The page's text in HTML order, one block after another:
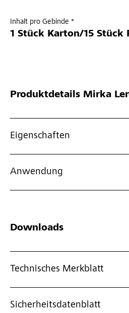
Inhalt pro Gebinde *
1 Stück Karton/15 Stück
Produktdetails Mirka
Eigenschaften
Anwendung
Downloads
Technisches Merkblatt
Sicherheitsdatenblatt